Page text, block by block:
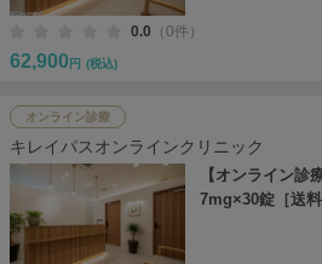
0.0 （0件）
62,900 円 (税込)
オンライン診療
キレイパスオンラインクリニック
【オンライン診
7mg×30錠［送